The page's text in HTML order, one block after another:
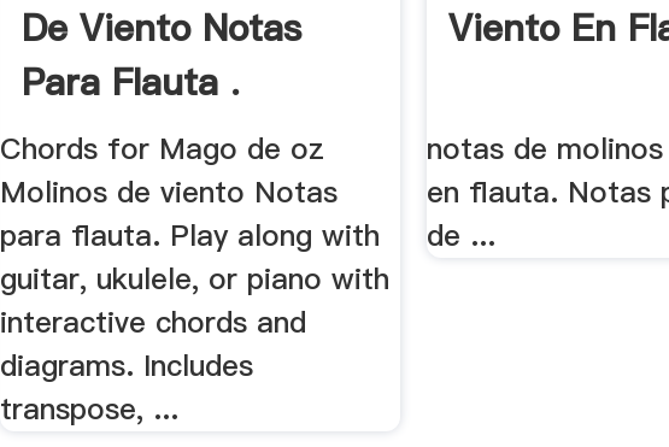
De Viento Notas
Para Flauta .
Chords for Mago de oz
Molinos de viento Notas
para flauta. Play along with
guitar, ukulele, or piano with
interactive chords and
diagrams. Includes
transpose, ...
Viento En
notas de
en flauta. Notas
de ...